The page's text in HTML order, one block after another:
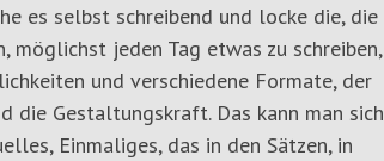
es selbst schreibend und locke die, die
möglichst jeden Tag etwas zu schreiben,
und verschiedene Formate, der
die Gestaltungskraft. Das kann man sich
Einmaliges, das in den Sätzen, in